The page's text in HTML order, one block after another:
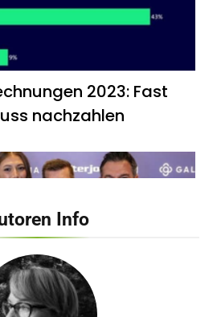
2023: Fast
nachzahlen
bei Galeria Bonn /
eröffnet Event im
& Wäsche Days
Info